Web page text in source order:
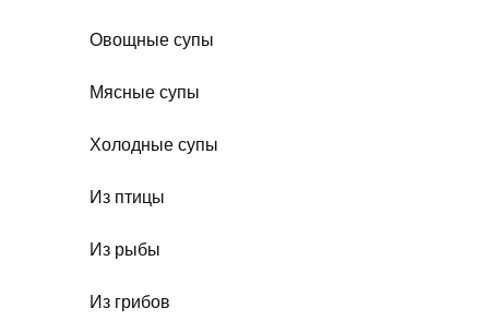
Овощные супы
Мясные супы
Холодные супы
Из птицы
Из рыбы
Из грибов